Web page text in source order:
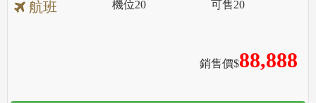
航班
銷售價$88,888
機位20 可售20